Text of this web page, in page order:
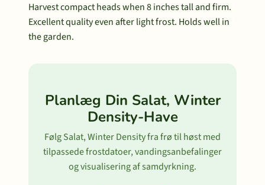
Harvest compact heads when 8 inches tall and firm.
Excellent quality even after light frost. Holds well in
the garden.
Planlæg Din Salat, Winter
Density-Have
Følg Salat, Winter Density fra frø til høst med
tilpassede frostdatoer, vandingsanbefalinger
og visualisering af samdyrkning.